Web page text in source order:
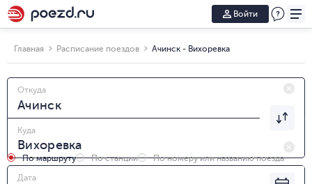
Войти
Главная Расписание поездов Ачинск - Вихоревка
Откуда
Куда
По маршруту По станции
По номеру или названию поезда
Дата